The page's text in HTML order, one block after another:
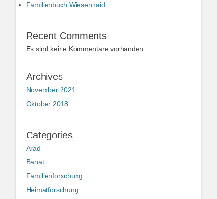
Familienbuch Wiesenhaid
Recent Comments
Es sind keine Kommentare vorhanden.
Archives
November 2021
Oktober 2018
Categories
Arad
Banat
Familienforschung
Heimatforschung